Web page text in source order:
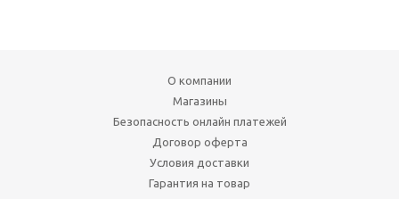
О компании
Магазины
Безопасность онлайн платежей
Договор оферта
Условия доставки
Гарантия на товар